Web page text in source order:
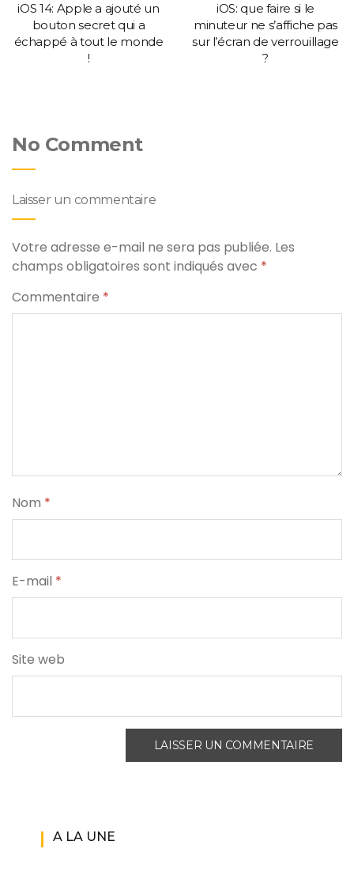
iOS 14: Apple a ajouté un
bouton secret qui a
échappé à tout le monde
!
iOS: que faire si le
minuteur ne s’affiche pas
sur l’écran de verrouillage
?
No Comment
Laisser un commentaire
Votre adresse e-mail ne sera pas publiée. Les
champs obligatoires sont indiqués avec *
Commentaire *
Nom *
E-mail *
Site web
A LA UNE